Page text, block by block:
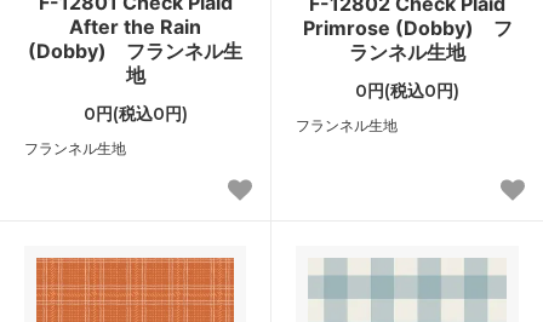
After the Rain
(Dobby) フランネル生
地
0円(税込0円)
フランネル生地
Primrose (Dobby) フ
ランネル生地
0円(税込0円)
フランネル生地